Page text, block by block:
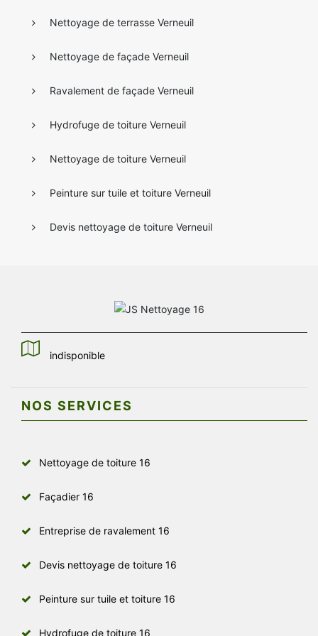
Nettoyage de terrasse Verneuil
Nettoyage de façade Verneuil
Ravalement de façade Verneuil
Hydrofuge de toiture Verneuil
Nettoyage de toiture Verneuil
Peinture sur tuile et toiture Verneuil
Devis nettoyage de toiture Verneuil
indisponible
NOS SERVICES
Nettoyage de toiture 16
Façadier 16
Entreprise de ravalement 16
Devis nettoyage de toiture 16
Peinture sur tuile et toiture 16
Hydrofuge de toiture 16